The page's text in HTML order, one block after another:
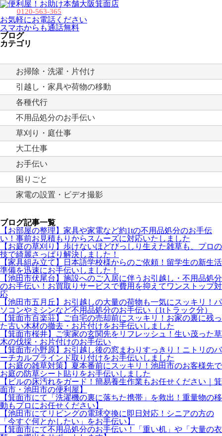
大阪箕面店
0120-563-365
お気軽にお電話ください
スマホからも通話無料
ブログ
カテゴリ
お掃除・洗濯・片付け
引越し・家具や荷物の移動
各種代行
不用品処分のお手伝い
草刈り・庭仕事
大工仕事
お手伝い
困りごと
家電の設置・ビデオ撮影
ブログ記事一覧
【お部屋の整理】家具や家電など約1tの不用品処分のお手伝
い！事前お見積もりからスムーズに対応いたしました
【お庭の草刈り】歩けないほどびっしり生えた雑草も、プロの
技で綺麗さっぱり解決しました！
【家具組み立て】日本語学校様からのご依頼！留学生の新生活
準備を迅速にお手伝いしました！
【池田市伏尾台】施設へのご入居に伴うお引越し・不用品処分
のお手伝い！お買取りサービスで費用を抑えてワンストップ対
応
【池田市五月丘】お引越しの大量の荷物も一気にスッキリ！パ
ソコンやミシンなど不用品処分のお手伝い（1tトラック分）
【箕面市百楽荘】ご自宅の売却前にスッキリ！お家の裏に残っ
た古い木材の撤去・お片付けをお手伝いしました
【箕面市桜井】ご実家の玄関先をリフレッシュ！生い茂った草
木の伐採・お片付けのお手伝い
【箕面市小野原】お引越し後の窓まわりすっきり！ニトリのバ
ーチカルブラインド取り付けをお手伝いしました
【お庭の雑草対策】夏本番前にスッキリ！池田市のお客様先で
お庭の防草シート貼りをお手伝いしました
【ビルの床汚れをガード！簡易養生作業もお任せください｜箕
面市・池田市の便利屋】
【箕面市にて「洗濯機の裏に落ちた携帯」を救出！重量物の移
動もプロにお任せください】
【池田市にてリビングの電球交換に即日対応！シニアの方の
「今すぐ何とかしたい」をお手伝い】
【箕面市にて不用品処分のお手伝い！「重い机」や「大量の衣